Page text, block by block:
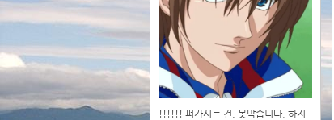
!!!!!! 퍼가시는 건, 못막습니다. 하지